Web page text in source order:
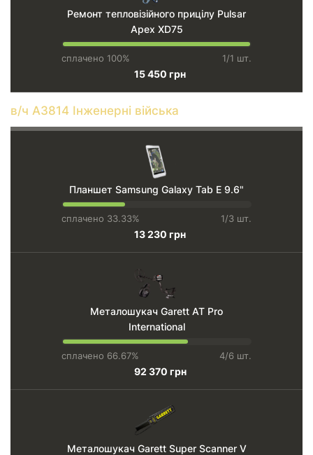
Ремонт тепловізійного прицілу Pulsar
Apex XD75
сплачено 100% 1/1 шт.
15 450 грн
в/ч А3814 Інженерні війська
Планшет Samsung Galaxy Tab E 9.6"
сплачено 33.33% 1/3 шт.
13 230 грн
Металошукач Garett AT Pro
International
сплачено 66.67% 4/6 шт.
92 370 грн
Металошукач Garett Super Scanner V